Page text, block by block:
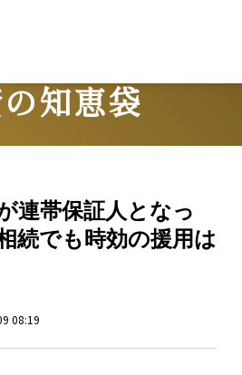
知恵袋
連帯保証人となっ
続でも時効の援用は
08:19